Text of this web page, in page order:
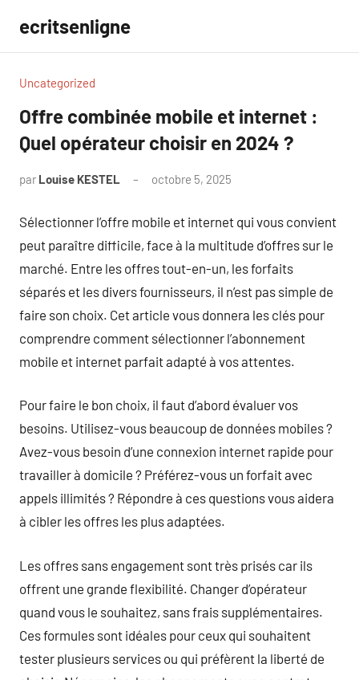
contenu
ecritsenligne
Uncategorized
Offre combinée mobile et internet :
Quel opérateur choisir en 2024 ?
par Louise KESTEL octobre 5, 2025
Sélectionner l’offre mobile et internet qui vous convient
peut paraître difficile, face à la multitude d’offres sur le
marché. Entre les offres tout-en-un, les forfaits
séparés et les divers fournisseurs, il n’est pas simple de
faire son choix. Cet article vous donnera les clés pour
comprendre comment sélectionner l’abonnement
mobile et internet parfait adapté à vos attentes.
Pour faire le bon choix, il faut d’abord évaluer vos
besoins. Utilisez-vous beaucoup de données mobiles ?
Avez-vous besoin d’une connexion internet rapide pour
travailler à domicile ? Préférez-vous un forfait avec
appels illimités ? Répondre à ces questions vous aidera
à cibler les offres les plus adaptées.
Les offres sans engagement sont très prisés car ils
offrent une grande flexibilité. Changer d’opérateur
quand vous le souhaitez, sans frais supplémentaires.
Ces formules sont idéales pour ceux qui souhaitent
tester plusieurs services ou qui préfèrent la liberté de